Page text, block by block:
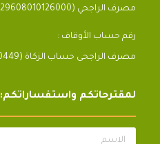
مصرف الراجحي (1429608010126000)
رقم حساب الأوقاف :
مصرف الراجحى حساب الزكاة (142608010300449)
لمقترحاتكم واستفساراتكم:
الاسم